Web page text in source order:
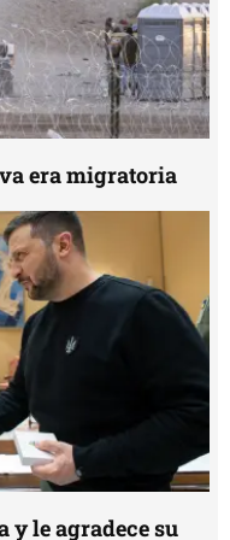
era migratoria
y le agradece su